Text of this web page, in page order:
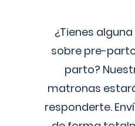
¿Tienes
sobre pre-
parto?
matronas
responderte.